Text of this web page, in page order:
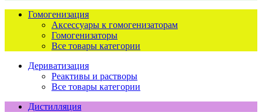
Гомогенизация
Аксессуары к гомогенизаторам
Гомогенизаторы
Все товары категории
Дериватизация
Реактивы и растворы
Все товары категории
Дистилляция